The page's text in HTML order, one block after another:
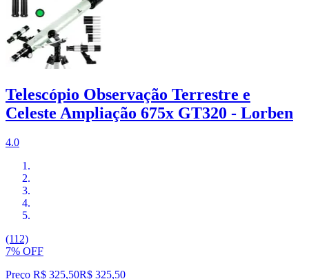
Telescópio Observação Terrestre e
Celeste Ampliação 675x GT320 - Lorben
4.0
(112)
7% OFF
Preço R$ 325,50R$ 325,50